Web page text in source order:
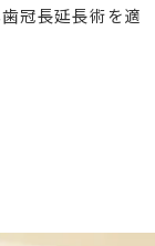
歯冠長延長術を適